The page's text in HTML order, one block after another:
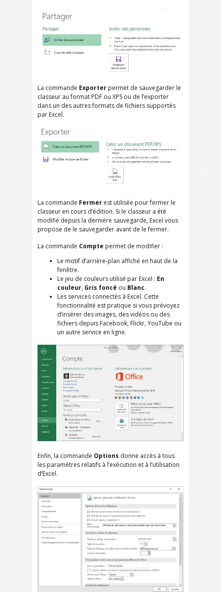
La commande Exporter permet de sauvegarder le
classeur au format PDF ou XPS ou de l’exporter
dans un des autres formats de fichiers supportés
par Excel.
La commande Fermer est utilisée pour fermer le
classeur en cours d’édition. Si le classeur a été
modifié depuis la dernière sauvegarde, Excel vous
propose de le sauvegarder avant de le fermer.
La commande Compte permet de modifier :
Le motif d’arrière-plan affiché en haut de la
fenêtre.
Le jeu de couleurs utilisé par Excel : En
couleur, Gris foncé ou Blanc.
Les services connectés à Excel. Cette
fonctionnalité est pratique si vous prévoyez
d’insérer des images, des vidéos ou des
fichiers depuis Facebook, Flickr, YouTube ou
un autre service en ligne.
Enfin, la commande Options donne accès à tous
les paramètres relatifs à l’exécution et à l’utilisation
d’Excel.